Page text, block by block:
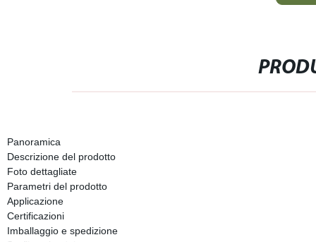
Panoramica
Descrizione del prodotto
Foto dettagliate
Parametri del prodotto
Applicazione
Certificazioni
Imballaggio e spedizione